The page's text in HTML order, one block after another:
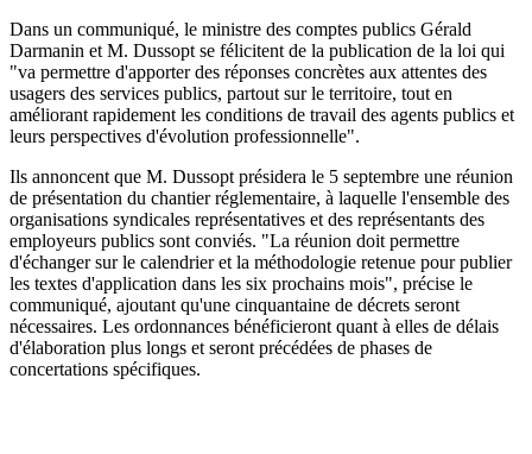
Dans un communiqué, le ministre des comptes publics Gérald
Darmanin et M. Dussopt se félicitent de la publication de la loi qui
"va permettre d'apporter des réponses concrètes aux attentes des
usagers des services publics, partout sur le territoire, tout en
améliorant rapidement les conditions de travail des agents publics et
leurs perspectives d'évolution professionnelle".
Ils annoncent que M. Dussopt présidera le 5 septembre une réunion
de présentation du chantier réglementaire, à laquelle l'ensemble des
organisations syndicales représentatives et des représentants des
employeurs publics sont conviés. "La réunion doit permettre
d'échanger sur le calendrier et la méthodologie retenue pour publier
les textes d'application dans les six prochains mois", précise le
communiqué, ajoutant qu'une cinquantaine de décrets seront
nécessaires. Les ordonnances bénéficieront quant à elles de délais
d'élaboration plus longs et seront précédées de phases de
concertations spécifiques.